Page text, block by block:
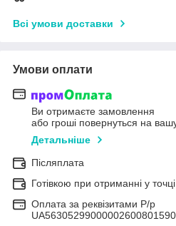
Всі умови доставки
Умови оплати
Ви отримаєте замовлення
або гроші повернуться на
Детальніше
Післяплата
Готівкою при отриманні у
Оплата за реквізитами Р/р